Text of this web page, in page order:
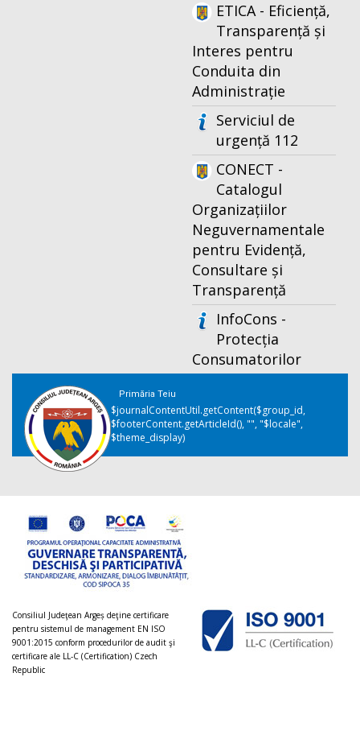
ETICA - Eficiență,
Transparență și
Interes pentru
Conduita din
Administrație
Serviciul de
urgență 112
CONECT -
Catalogul
Organizațiilor
Neguvernamentale
pentru Evidență,
Consultare și
Transparență
InfoCons -
Protecția
Consumatorilor
Primăria Teiu
$journalContentUtil.getContent($group_id,
$footerContent.getArticleId(), "", "$locale",
$theme_display)
Consiliul Judeţean Argeș deţine certificare
pentru sistemul de management EN ISO
9001:2015 conform procedurilor de audit şi
certificare ale LL-C (Certification) Czech
Republic